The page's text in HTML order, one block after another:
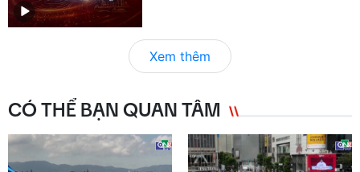
Xem thêm
CÓ THỂ BẠN QUAN TÂM